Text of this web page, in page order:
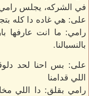
في الشركه، يجلس
على: هي غاده دا كله
رامي: ما انت عارفها
بالنسبالنا.
على: بس احنا لحد
اللي قدامنا
رامي بقلق: دا اللي